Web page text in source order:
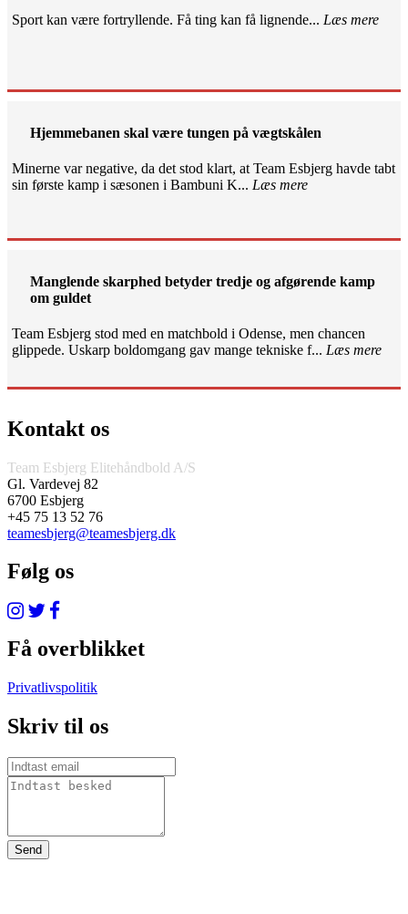
Sport kan være fortryllende. Få ting kan få lignende... Læs mere
Hjemmebanen skal være tungen på vægtskålen
Minerne var negative, da det stod klart, at Team Esbjerg havde tabt
sin første kamp i sæsonen i Bambuni K... Læs mere
Manglende skarphed betyder tredje og afgørende kamp
om guldet
Team Esbjerg stod med en matchbold i Odense, men chancen
glippede. Uskarp boldomgang gav mange tekniske f... Læs mere
Kontakt os
Team Esbjerg Elitehåndbold A/S
Gl. Vardevej 82
6700 Esbjerg
+45 75 13 52 76
teamesbjerg@teamesbjerg.dk
Følg os
Få overblikket
Privatlivspolitik
Skriv til os